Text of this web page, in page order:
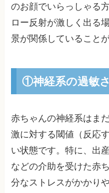
のお顔でいらっしゃる
ロー反射が激しく出る
景が関係していること
①神経系の過敏さ
赤ちゃんの神経系はま
激に対する閾値（反応
い状態です。特に、出
などの介助を受けた赤
分なストレスがかかり